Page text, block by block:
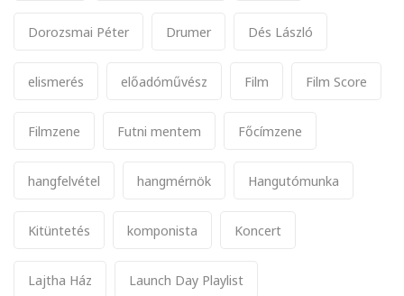
Dorozsmai Péter Drumer Dés László
elismerés előadóművész Film Film Score
Filmzene Futni mentem Főcímzene
hangfelvétel hangmérnök Hangutómunka
Kitüntetés komponista Koncert
Lajtha Ház Launch Day Playlist